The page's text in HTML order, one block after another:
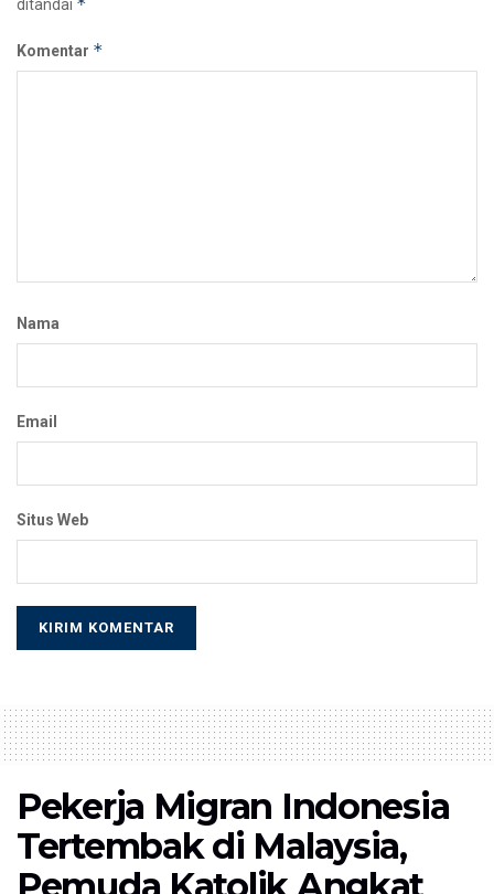
ditandai
Komentar *
Nama
Email
Situs Web
Pekerja Migran Indonesia
Tertembak di Malaysia,